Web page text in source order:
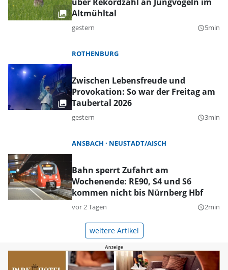
Altmühltal
gestern query_builder5min
ROTHENBURG
Zwischen Lebensfreude und
Provokation: So war der Freitag am
Taubertal 2026
gestern query_builder3min
ANSBACH NEUSTADT/AISCH
Bahn sperrt Zufahrt am
Wochenende: RE90, S4 und S6
kommen nicht bis Nürnberg Hbf
vor 2 Tagen query_builder2min
weitere Artikel